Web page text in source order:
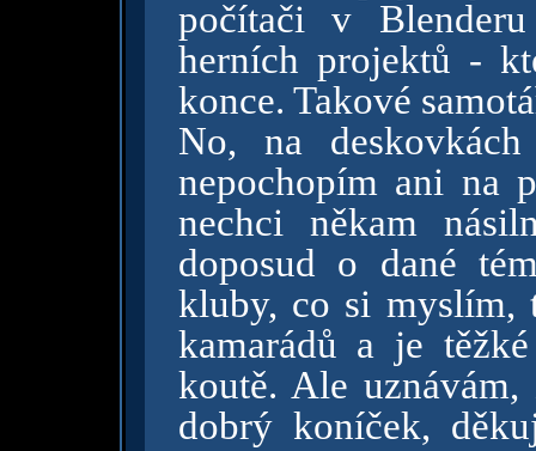
počítači v
herních projektů -
konce. Takové
No, na
nepochopím ani na
nechci někam
doposud o dané
kluby, co si myslím,
kamarádů a je
koutě. Ale
dobrý koníček,